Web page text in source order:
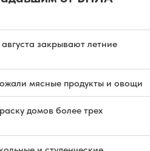
закрывают летние
мясные продукты и овощи
домов более трех